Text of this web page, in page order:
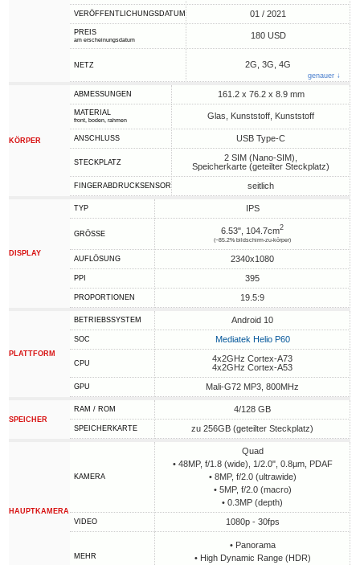
VERÖFFENTLICHUNGSDATUM 01 / 2021
PREIS
am erscheinungsdatum 180 USD
NETZ 2G, 3G, 4G
genauer ↓
KÖRPER
ABMESSUNGEN 161.2 x 76.2 x 8.9 mm
MATERIAL
front, boden, rahmen Glas, Kunststoff, Kunststoff
ANSCHLUSS USB Type-C
STECKPLATZ
2 SIM (Nano-SIM),
Speicherkarte (geteilter Steckplatz)
FINGERABDRUCKSENSOR seitlich
DISPLAY
TYP IPS
GRÖSSE 6.53", 104.7cm2
(~85.2% bildschirm-zu-körper)
AUFLÖSUNG 2340x1080
PPI 395
PROPORTIONEN 19.5:9
PLATTFORM
BETRIEBSSYSTEM Android 10
SOC Mediatek Helio P60
CPU
4x2GHz Cortex-A73
4x2GHz Cortex-A53
GPU Mali-G72 MP3, 800MHz
SPEICHER
RAM / ROM 4/128 GB
SPEICHERKARTE zu 256GB (geteilter Steckplatz)
HAUPTKAMERA
KAMERA
Quad
• 48MP, f/1.8 (wide), 1/2.0", 0.8µm, PDAF
• 8MP, f/2.0 (ultrawide)
• 5MP, f/2.0 (macro)
• 0.3MP (depth)
VIDEO 1080p - 30fps
MEHR
• Panorama
• High Dynamic Range (HDR)